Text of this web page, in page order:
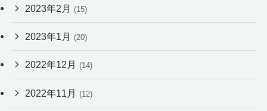
2023年2月 (15)
2023年1月 (20)
2022年12月 (14)
2022年11月 (12)